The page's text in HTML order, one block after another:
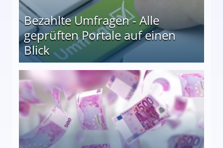
Bezahlte Umfragen - Alle
geprüften Portale auf einen
Blick
auf einen Blick